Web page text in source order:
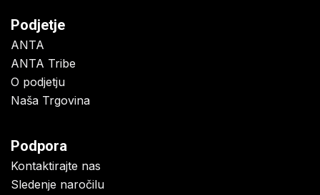
Podjetje
ANTA
ANTA Tribe
O podjetju
Naša Trgovina
Podpora
Kontaktirajte nas
Sledenje naročilu